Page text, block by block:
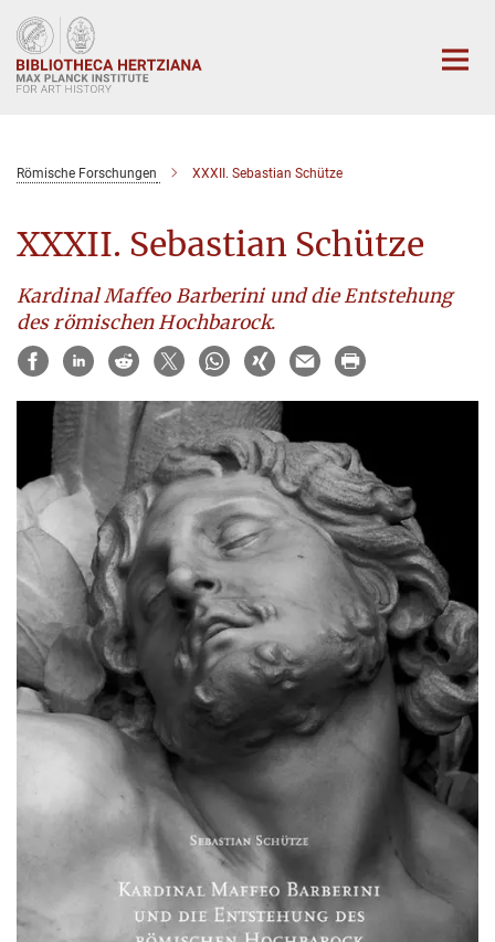
Main-
Content
Römische Forschungen XXXII. Sebastian Schütze
XXXII. Sebastian Schütze
Kardinal Maffeo Barberini und die Entstehung
des römischen Hochbarock.